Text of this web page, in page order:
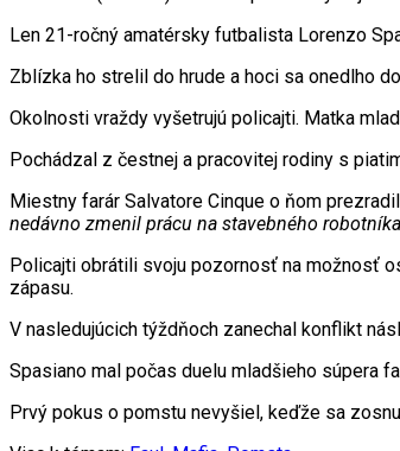
Len 21-ročný amatérsky futbalista Lorenzo
Zblízka ho strelil do hrude a hoci sa onedlho
Okolnosti vraždy vyšetrujú policajti. Matka
Pochádzal z čestnej a pracovitej rodiny s
Miestny farár Salvatore Cinque o ňom
nedávno zmenil prácu na stavebného
Policajti obrátili svoju pozornosť na možnosť
zápasu.
V nasledujúcich týždňoch zanechal konflikt
Spasiano mal počas duelu mladšieho súpera
Prvý pokus o pomstu nevyšiel, keďže sa